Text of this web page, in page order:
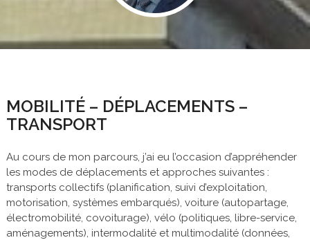
MOBILITÉ – DÉPLACEMENTS –
TRANSPORT
Au cours de mon parcours, j’ai eu l’occasion d’appréhender
les modes de déplacements et approches suivantes :
transports collectifs (planification, suivi d’exploitation,
motorisation, systèmes embarqués), voiture (autopartage,
électromobilité, covoiturage), vélo (politiques, libre-service,
aménagements), intermodalité et multimodalité (données,